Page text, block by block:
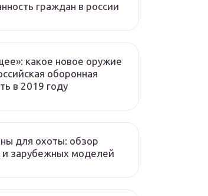
граждан в россии
какое новое оружие
оборонная
в 2019 году
для охоты: обзор
и зарубежных моделей